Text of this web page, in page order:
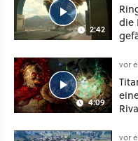
2:42
die
4:09
vor
vor